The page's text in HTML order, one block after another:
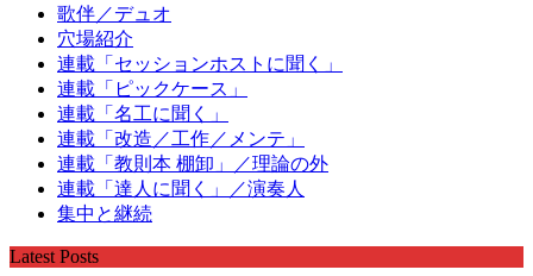
歌伴／デュオ
穴場紹介
連載「セッションホストに聞く」
連載「ピックケース」
連載「名工に聞く」
連載「改造／工作／メンテ」
連載「教則本 棚卸」／理論の外
連載「達人に聞く」／演奏人
集中と継続
Latest Posts